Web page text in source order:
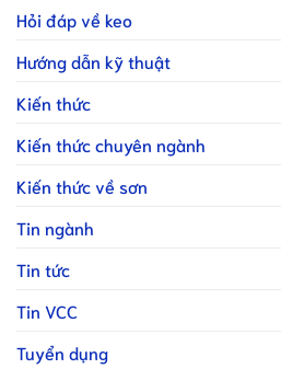
Hỏi đáp về keo
Hướng dẫn kỹ thuật
Kiến thức
Kiến thức chuyên ngành
Kiến thức về sơn
Tin ngành
Tin tức
Tin VCC
Tuyển dụng